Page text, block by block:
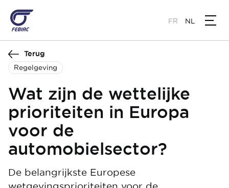
naar
de
inhoud
gaan
FR NL
Terug
Regelgeving
Wat zijn de wettelijke
prioriteiten in Europa
voor de
automobielsector?
De belangrijkste Europese
wetgevingsprioriteiten voor de